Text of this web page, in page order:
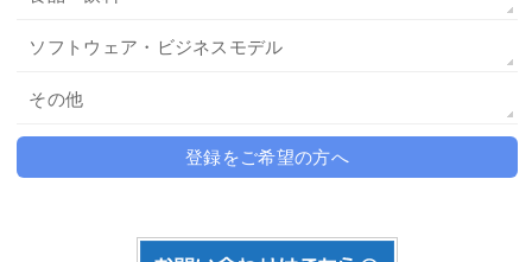
ソフトウェア・ビジネスモデル
その他
登録をご希望の方へ